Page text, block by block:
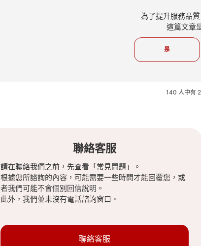
為了提升服務品
這篇文章
是
140 人中有
聯絡客服
請在聯絡我們之前，先查看「常見問題」。
根據您所諮詢的內容，可能需要一些時間才能回覆您，或
者我們可能不會個別回信說明。
此外，我們並未沒有電話諮詢窗口。
聯絡客服